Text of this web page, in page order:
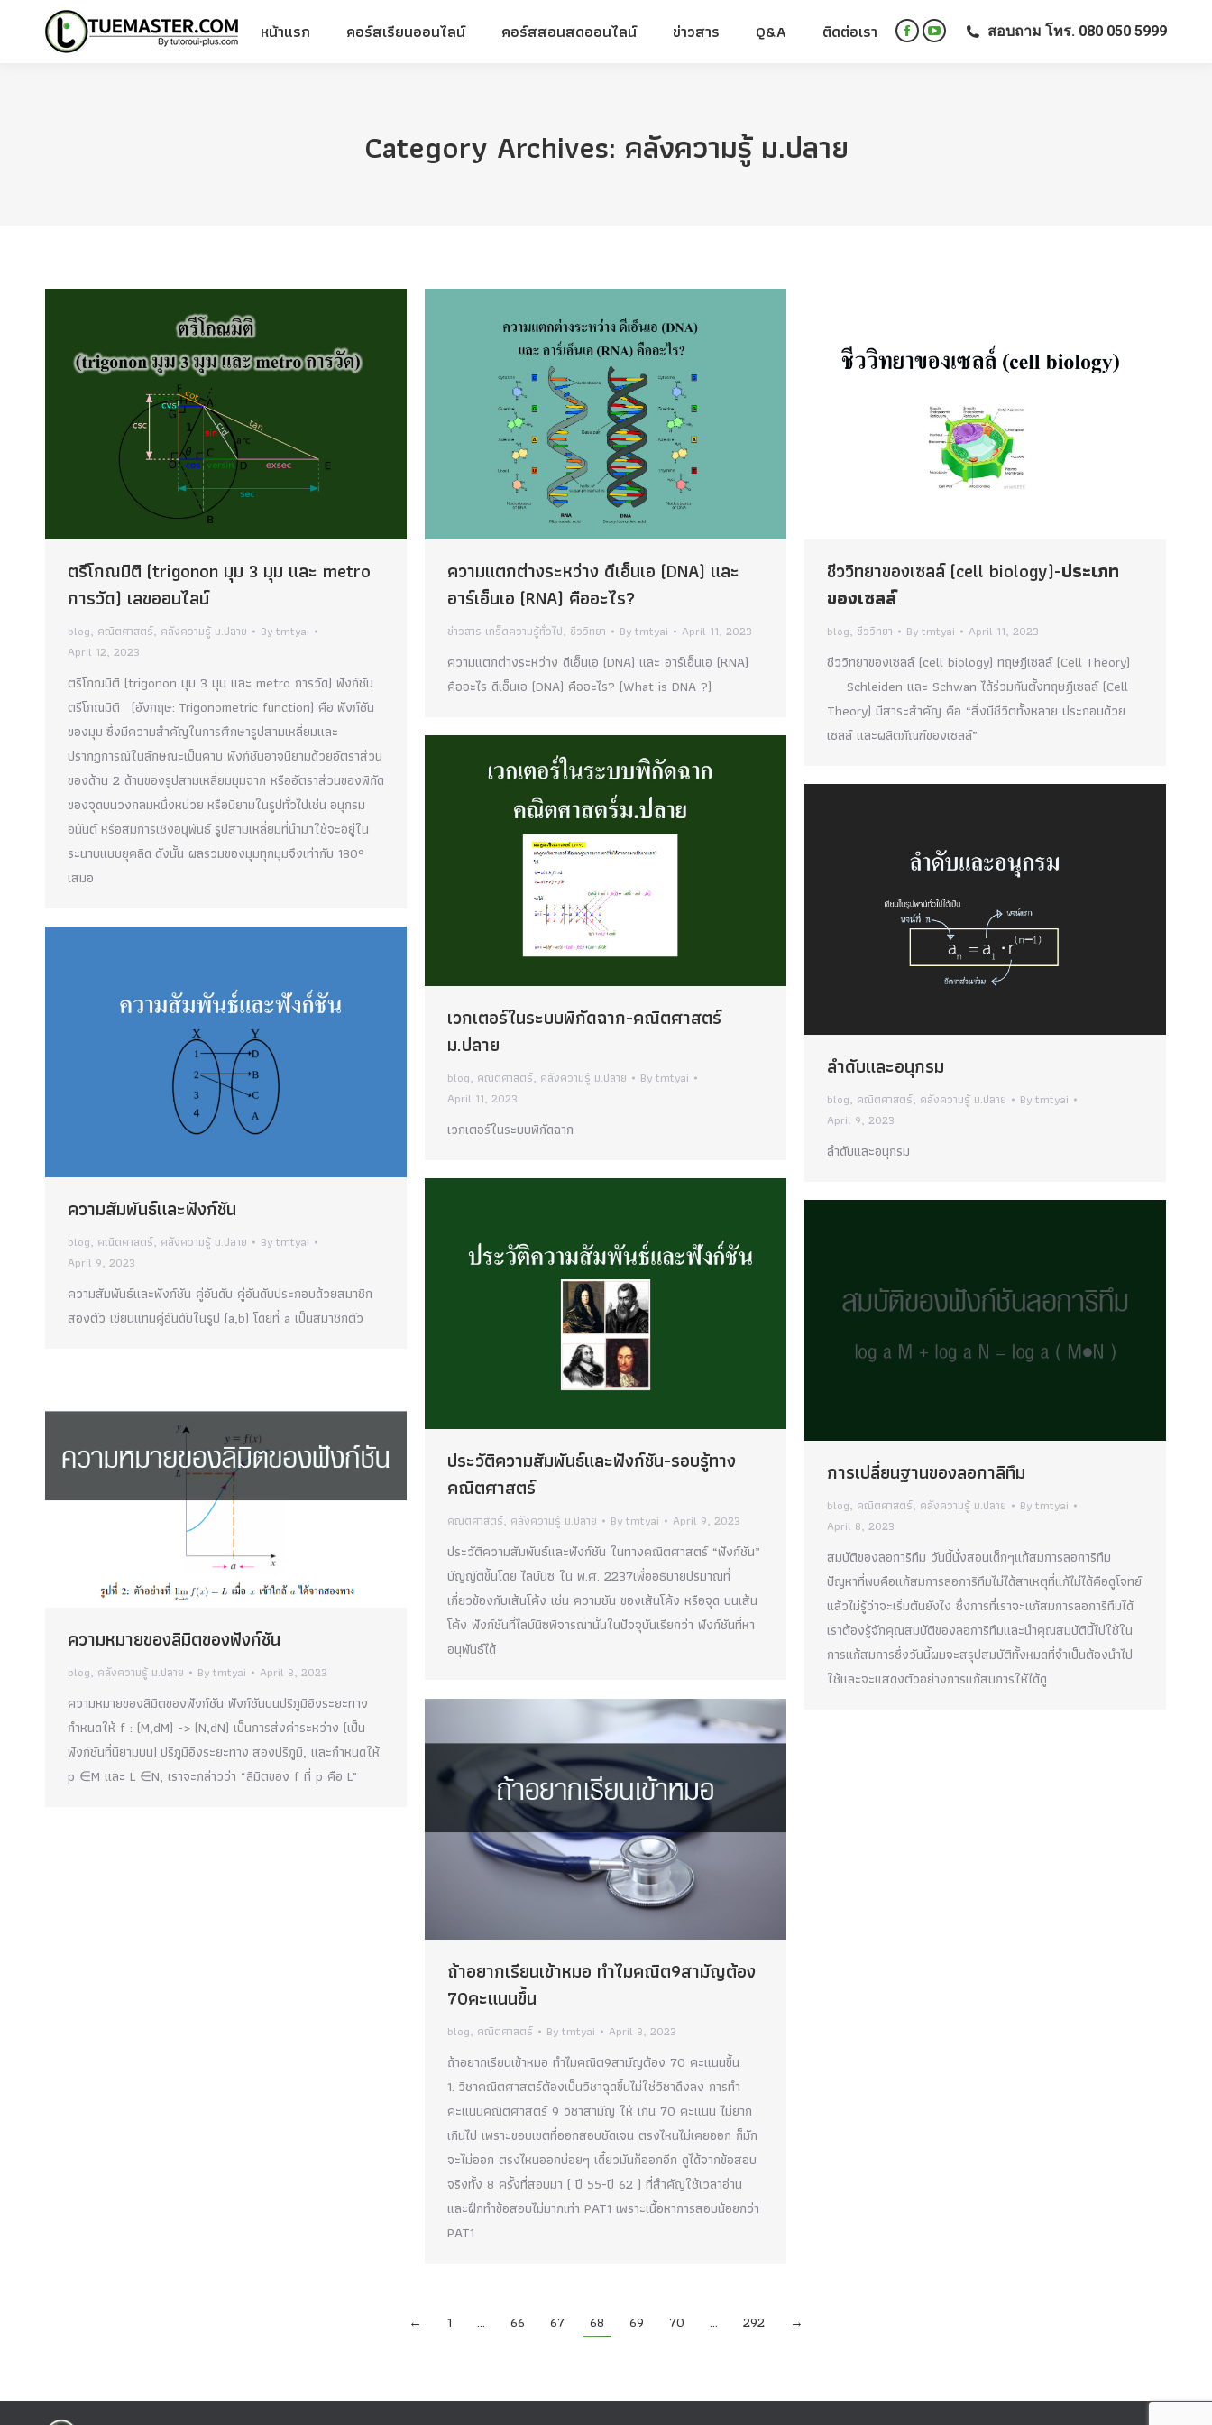
หน้าแรก คอร์สเรียนออนไลน์ คอร์สสอนสดออนไลน์ ข่าวสาร Q&A ติดต่อเรา
FacebookYouTube สอบถาม โทร. 080 050 5999
Category Archives: คลังความรู้ ม.ปลาย
ตรีโกณมิติ (trigonon มุม 3 มุม และ metro
การวัด) เลขออนไลน์
blog, คณิตศาสตร์, คลังความรู้ ม.ปลาย Bytmtyai
April 12, 2023
ตรีโกณมิติ (trigonon มุม 3 มุม และ metro การวัด) ฟังก์ชัน
ตรีโกณมิติ (อังกฤษ: Trigonometric function) คือ ฟังก์ชัน
ของมุม ซึ่งมีความสำคัญในการศึกษารูปสามเหลี่ยมและ
ปรากฏการณ์ในลักษณะเป็นคาบ ฟังก์ชันอาจนิยามด้วยอัตราส่วน
ของด้าน 2 ด้านของรูปสามเหลี่ยมมุมฉาก หรืออัตราส่วนของพิกัด
ของจุดบนวงกลมหนึ่งหน่วย หรือนิยามในรูปทั่วไปเช่น อนุกรม
อนันต์ หรือสมการเชิงอนุพันธ์ รูปสามเหลี่ยมที่นำมาใช้จะอยู่ใน
ระนาบแบบยุคลิด ดังนั้น ผลรวมของมุมทุกมุมจึงเท่ากับ 180°
เสมอ
ความแตกต่างระหว่าง ดีเอ็นเอ (DNA) และ
อาร์เอ็นเอ (RNA) คืออะไร?
ข่าวสาร เกร็ดความรู้ทั่วไป, ชีววิทยา Bytmtyai April 11, 2023
ความแตกต่างระหว่าง ดีเอ็นเอ (DNA) และ อาร์เอ็นเอ (RNA)
คืออะไร ดีเอ็นเอ (DNA) คืออะไร? (What is DNA ?)
ชีววิทยาของเซลล์ (cell biology)-ประเภท
ของเซลล์
blog, ชีววิทยา Bytmtyai April 11, 2023
ชีววิทยาของเซลล์ (cell biology) ทฤษฎีเซลล์ (Cell Theory)
Schleiden และ Schwan ได้ร่วมกันตั้งทฤษฎีเซลล์ (Cell
Theory) มีสาระสำคัญ คือ “สิ่งมีชีวิตทั้งหลาย ประกอบด้วย
เซลล์ และผลิตภัณฑ์ของเซลล์”
เวกเตอร์ในระบบพิกัดฉาก-คณิตศาสตร์
ม.ปลาย
blog, คณิตศาสตร์, คลังความรู้ ม.ปลาย Bytmtyai
April 11, 2023
เวกเตอร์ในระบบพิกัดฉาก
ลำดับและอนุกรม
blog, คณิตศาสตร์, คลังความรู้ ม.ปลาย Bytmtyai
April 9, 2023
ลำดับและอนุกรม
ความสัมพันธ์และฟังก์ชัน
blog, คณิตศาสตร์, คลังความรู้ ม.ปลาย Bytmtyai
April 9, 2023
ความสัมพันธ์และฟังก์ชัน คู่อันดับ คู่อันดับประกอบด้วยสมาชิก
สองตัว เขียนแทนคู่อันดับในรูป (a,b) โดยที่ a เป็นสมาชิกตัว
ประวัติความสัมพันธ์และฟังก์ชัน-รอบรู้ทาง
คณิตศาสตร์
คณิตศาสตร์, คลังความรู้ ม.ปลาย Bytmtyai April 9, 2023
ประวัติความสัมพันธ์และฟังก์ชัน ในทางคณิตศาสตร์ “ฟังก์ชัน”
บัญญัติขึ้นโดย ไลบ์นิซ ใน พ.ศ. 2237เพื่ออธิบายปริมาณที่
เกี่ยวข้องกับเส้นโค้ง เช่น ความชัน ของเส้นโค้ง หรือจุด บนเส้น
โค้ง ฟังก์ชันที่ไลบ์นิซพิจารณานั้นในปัจจุบันเรียกว่า ฟังก์ชันที่หา
อนุพันธ์ได้
การเปลี่ยนฐานของลอกาลิทึม
blog, คณิตศาสตร์, คลังความรู้ ม.ปลาย Bytmtyai
April 8, 2023
สมบัติของลอการิทึม วันนี้นั่งสอนเด็กๆแก้สมการลอการิทึม
ปัญหาที่พบคือแก้สมการลอการิทึมไม่ได้สาเหตุที่แก้ไม่ได้คือดูโจทย์
แล้วไม่รู้ว่าจะเริ่มต้นยังไง ซึ่งการที่เราจะแก้สมการลอการิทึมได้
เราต้องรู้จักคุณสมบัติของลอการิทึมและนำคุณสมบัตินี้ไปใช้ใน
การแก้สมการซึ่งวันนี้ผมจะสรุปสมบัติทั้งหมดที่จำเป็นต้องนำไป
ใช้และจะแสดงตัวอย่างการแก้สมการให้ได้ดู
ความหมายของลิมิตของฟังก์ชัน
blog, คลังความรู้ ม.ปลาย Bytmtyai April 8, 2023
ความหมายของลิมิตของฟังก์ชัน ฟังก์ชันบนปริภูมิอิงระยะทาง
กำหนดให้ f : (M,dM) -> (N,dN) เป็นการส่งค่าระหว่าง (เป็น
ฟังก์ชันที่นิยามบน) ปริภูมิอิงระยะทาง สองปริภูมิ, และกำหนดให้
p ∈M และ L ∈N, เราจะกล่าวว่า “ลิมิตของ f ที่ p คือ L”
ถ้าอยากเรียนเข้าหมอ ทำไมคณิต9สามัญต้อง
70คะแนนขึ้น
blog, คณิตศาสตร์ Bytmtyai April 8, 2023
ถ้าอยากเรียนเข้าหมอ ทำไมคณิต9สามัญต้อง 70 คะแนนขึ้น
1. วิชาคณิตศาสตร์ต้องเป็นวิชาฉุดขึ้นไม่ใช่วิชาดึงลง การทำ
คะแนนคณิตศาสตร์ 9 วิชาสามัญ ให้ เกิน 70 คะแนน ไม่ยาก
เกินไป เพราะขอบเขตที่ออกสอบชัดเจน ตรงไหนไม่เคยออก ก็มัก
จะไม่ออก ตรงไหนออกบ่อยๆ เดี๋ยวมันก็ออกอีก ดูได้จากข้อสอบ
จริงทั้ง 8 ครั้งที่สอบมา ( ปี 55-ปี 62 ) ที่สำคัญใช้เวลาอ่าน
และฝึกทำข้อสอบไม่มากเท่า PAT1 เพราะเนื้อหาการสอบน้อยกว่า
PAT1
← 1 … 66 67 68 69 70 … 292 →
หน้าแรก คอร์สเรียนออนไลน์ คอร์สสอนสดออนไลน์ ข่าวสาร Q&A ติดต่อเรา
FacebookYouTube สอบถาม โทร. 080 050 5999